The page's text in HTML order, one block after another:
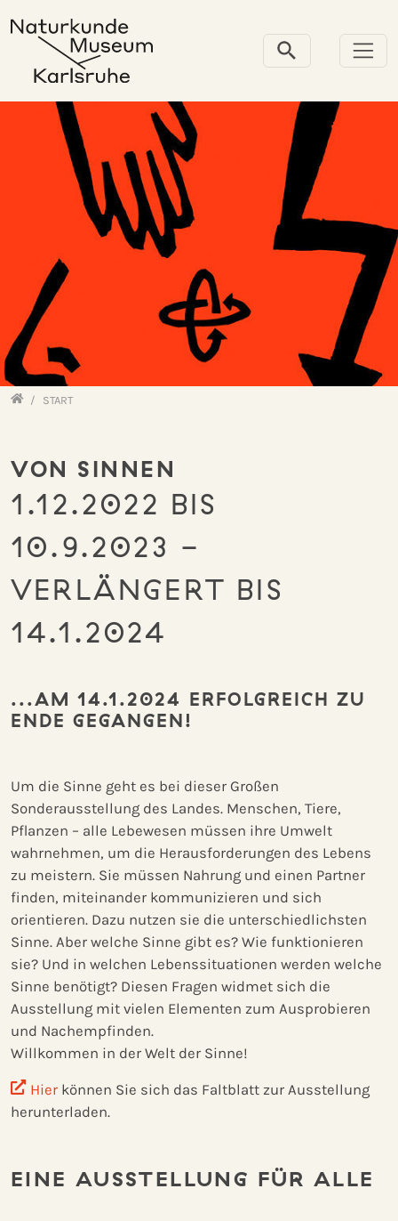
HomeSTART
VON SINNEN
1.12.2022 BIS
10.9.2023 -
VERLÄNGERT BIS
14.1.2024
...AM 14.1.2024 ERFOLGREICH ZU
ENDE GEGANGEN!
Um die Sinne geht es bei dieser Großen
Sonderausstellung des Landes. Menschen, Tiere,
Pflanzen – alle Lebewesen müssen ihre Umwelt
wahrnehmen, um die Herausforderungen des Lebens
zu meistern. Sie müssen Nahrung und einen Partner
finden, miteinander kommunizieren und sich
orientieren. Dazu nutzen sie die unterschiedlichsten
Sinne. Aber welche Sinne gibt es? Wie funktionieren
sie? Und in welchen Lebenssituationen werden welche
Sinne benötigt? Diesen Fragen widmet sich die
Ausstellung mit vielen Elementen zum Ausprobieren
und Nachempfinden.
Willkommen in der Welt der Sinne!
Hierkönnen Sie sich das Faltblatt zur Ausstellung
herunterladen.
EINE AUSSTELLUNG FÜR ALLE